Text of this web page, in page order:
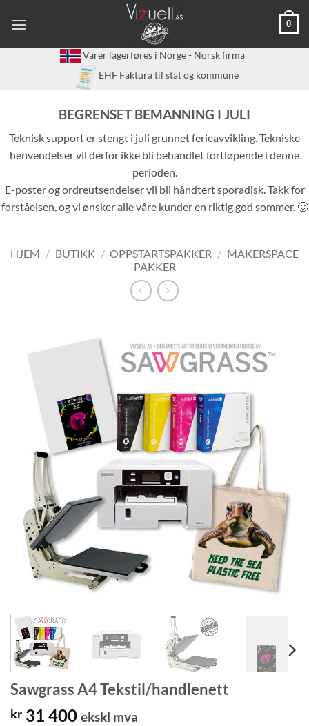
0
Varer lagerføres i Norge - Norsk firma
EHF Faktura til stat og kommune
BEGRENSET BEMANNING I JULI
Teknisk support er stengt i juli grunnet ferieavvikling. Tekniske
henvendelser vil derfor ikke bli behandlet fortløpende i denne
perioden.
E-poster og ordreutsendelser vil bli håndtert sporadisk. Takk for
forståelsen, og vi ønsker alle våre kunder en riktig god sommer. 🙂
HJEM / BUTIKK / OPPSTARTSPAKKER / MAKERSPACE
PAKKER
Sawgrass A4 Tekstil/handlenett
kr 31 400 ekskl mva